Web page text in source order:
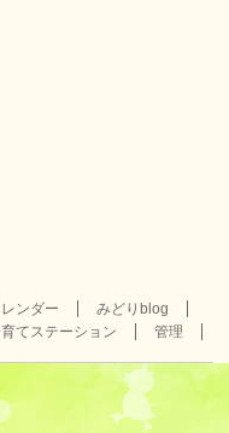
ンダー
みどりblog
てステーション 管理